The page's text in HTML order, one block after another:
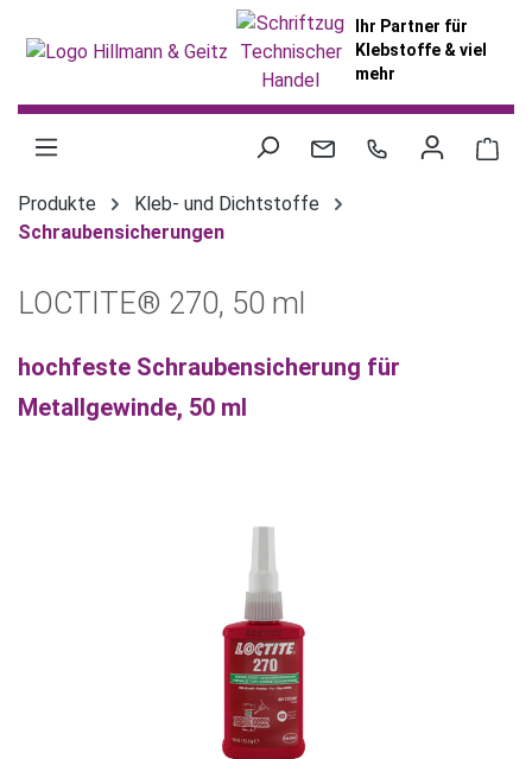
Ihr Partner für
Klebstoffe & viel
mehr
Produkte
Kleb- und Dichtstoffe
Schraubensicherungen
LOCTITE® 270, 50 ml
hochfeste Schraubensicherung für
Metallgewinde, 50 ml